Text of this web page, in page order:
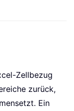
Zellbezug
zurück,
Ein